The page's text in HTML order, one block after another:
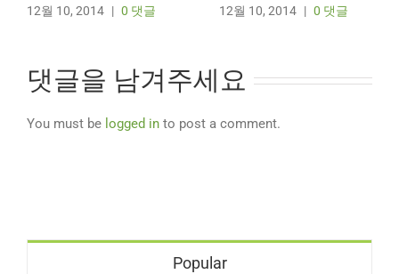
12월 10, 2014 | 0 댓글 12월 10, 2014 | 0 댓글
댓글을 남겨주세요
You must be logged in to post a comment.
Popular